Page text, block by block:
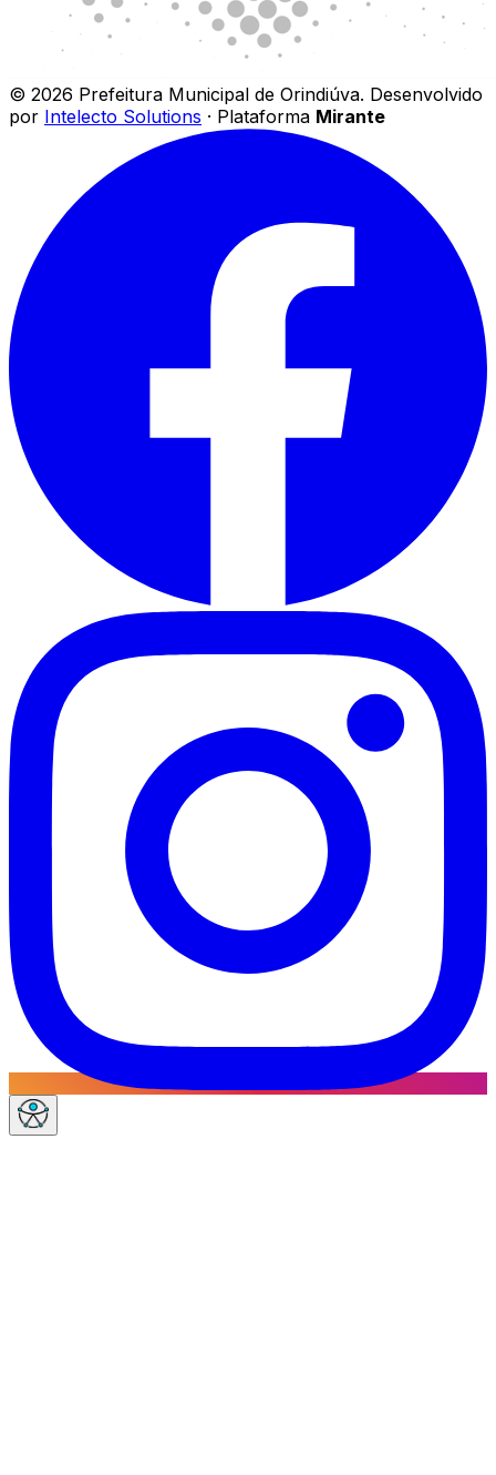
© 2026 Prefeitura Municipal de Orindiúva. Desenvolvido
por Intelecto Solutions · Plataforma Mirante